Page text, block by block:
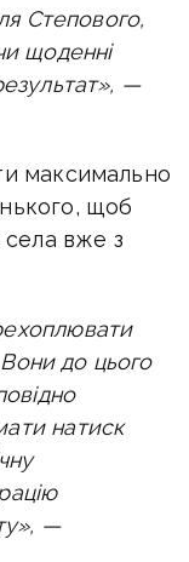
Степового,
щоденні
—
максимально
щоб
села вже з
Вони до цього
натиск
—